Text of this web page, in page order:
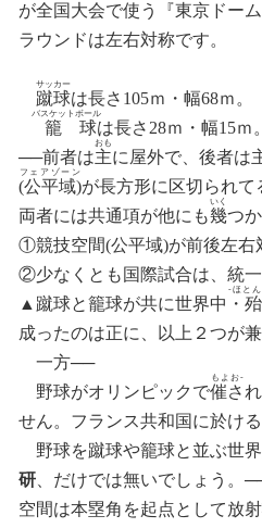
が全国大会で使う『東京ドーム
ラウンドは左右対称です。
蹴
サッ
球
カー
は長さ105ｍ・幅68ｍ 。
籠
バスケット
球
ボール
は長さ28ｍ・幅15ｍ 。
──前者は主
おも
に屋外で、後者は
(公平域)
フェアゾーン
が長方形に 区切られて
両者には共通項が他にも幾
いく
つ
①競技空間(公平域)が前後左右
②少なくとも国際試合は、統
▲ 蹴球と籠球が共に世界中 ・殆
‐ほとん
成ったのは正に、以上２つが
一方──
野球がオリンピックで催さ
もよお‐
せん。 フランス共和国に於け
野球を蹴球や籠球と並ぶ世
研
だけでは無いでしょう。
空間は本塁角を起点と して放